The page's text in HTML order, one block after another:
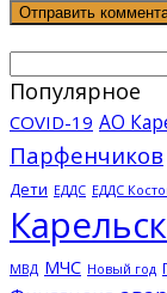
Популярное
COVID-19 АО
Парфенчиков
Дети ЕДДС ЕДДС
МВД МЧС Новый год